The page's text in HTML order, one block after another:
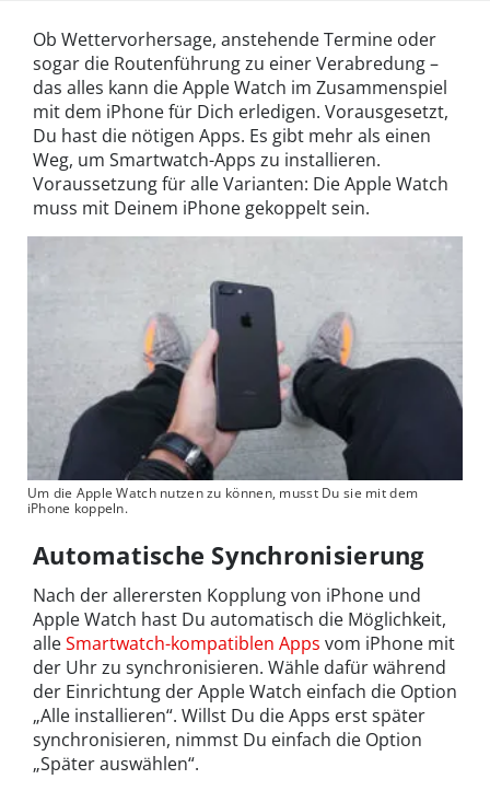
Ob Wettervorhersage, anstehende Termine oder
sogar die Routenführung zu einer Verabredung –
das alles kann die Apple Watch im Zusammenspiel
mit dem iPhone für Dich erledigen. Vorausgesetzt,
Du hast die nötigen Apps. Es gibt mehr als einen
Weg, um Smartwatch-Apps zu installieren.
Voraussetzung für alle Varianten: Die Apple Watch
muss mit Deinem iPhone gekoppelt sein.
Um die Apple Watch nutzen zu können, musst Du sie mit dem
iPhone koppeln.
Automatische Synchronisierung
Nach der allerersten Kopplung von iPhone und
Apple Watch hast Du automatisch die Möglichkeit,
alleSmartwatch-kompatiblen Apps vom iPhone mit
der Uhr zu synchronisieren. Wähle dafür während
der Einrichtung der Apple Watch einfach die Option
„Alle installieren“. Willst Du die Apps erst später
synchronisieren, nimmst Du einfach die Option
„Später auswählen“.